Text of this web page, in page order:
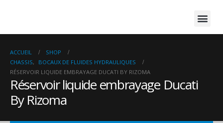
ACCUEIL
SHOP
CHASSIS,
BOCAUX DE FLUIDES HYDRAULIQUES
RÉSERVOIR LIQUIDE EMBRAYAGE DUCATI BY RIZOMA
Réservoir liquide embrayage Ducati
By Rizoma